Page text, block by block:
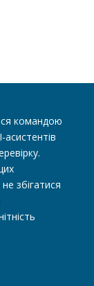
командою
асистентів
збігатися